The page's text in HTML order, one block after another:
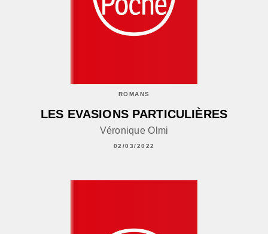
ROMANS
LES EVASIONS PARTICULIÈRES
Véronique Olmi
02/03/2022